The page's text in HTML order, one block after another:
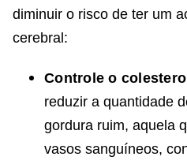
diminuir o risco de ter um
cerebral:
Controle o colesterol
reduzir a quantidade
gordura ruim, aquela
vasos sanguíneos,